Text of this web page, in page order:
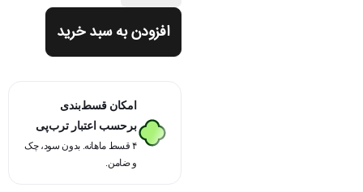
افزودن به سبد خرید
امکان قسط‌بندی
برحسب اعتبار ترب‌پی
۴ قسط ماهانه. بدون سود، چک
و ضامن.